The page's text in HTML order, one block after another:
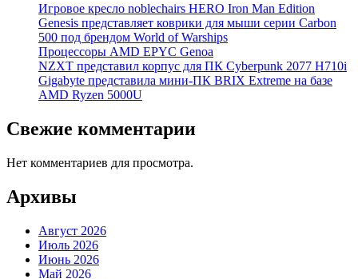
Игровое кресло noblechairs HERO Iron Man Edition
Genesis представляет коврики для мыши серии Carbon
500 под брендом World of Warships
Процессоры AMD EPYC Genoa
NZXT представил корпус для ПК Cyberpunk 2077 H710i
Gigabyte представила мини-ПК BRIX Extreme на базе
AMD Ryzen 5000U
Свежие комментарии
Нет комментариев для просмотра.
Архивы
Август 2026
Июль 2026
Июнь 2026
Май 2026